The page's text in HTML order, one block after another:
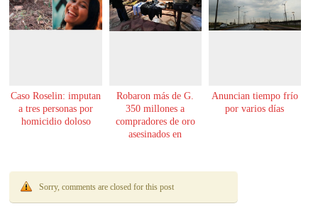
Caso Roselin: imputan
a tres personas por
homicidio doloso
Robaron más de G.
350 millones a
compradores de oro
asesinados en
Anuncian tiempo frío
por varios días
Sorry, comments are closed for this post